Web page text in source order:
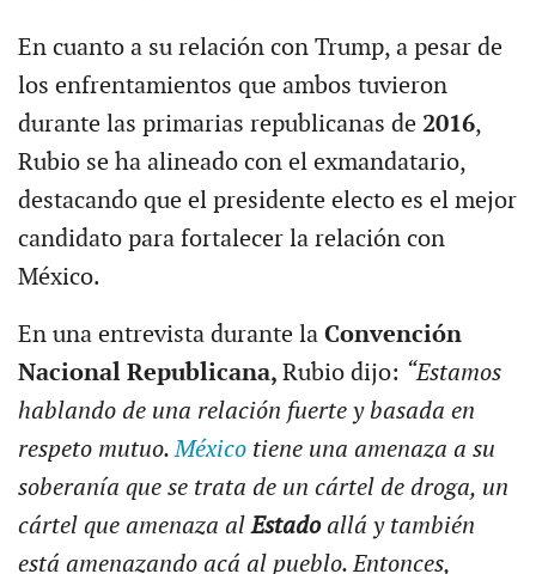
En cuanto a su relación con Trump, a pesar de
los enfrentamientos que ambos tuvieron
durante las primarias republicanas de 2016,
Rubio se ha alineado con el exmandatario,
destacando que el presidente electo es el mejor
candidato para fortalecer la relación con
México.
En una entrevista durante laConvención
Nacional Republicana, Rubio dijo: “Estamos
hablando de una relación fuerte y basada en
respeto mutuo.México tiene una amenaza a su
soberanía que se trata de un cártel de droga, un
cártel que amenaza alEstadoallá y también
está amenazando acá al pueblo. Entonces,